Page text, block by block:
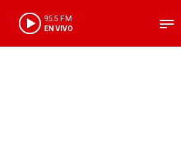
95.5 FM
EN VIVO